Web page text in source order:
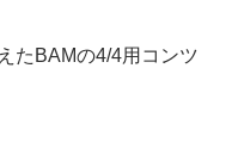
たBAMの4/4用コンツ